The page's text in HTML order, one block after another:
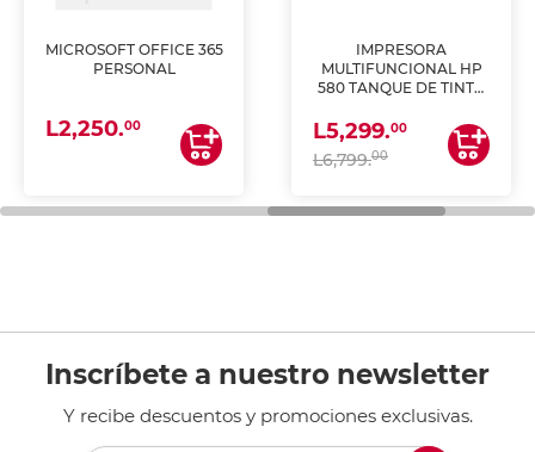
MICROSOFT OFFICE 365
PERSONAL
L2,250.00
IMPRESORA
MULTIFUNCIONAL HP
580 TANQUE DE TINTA
ESCANEA)
L5,299.00
L6,799.00
Inscríbete a nuestro newsletter
Y recibe descuentos y promociones exclusivas.